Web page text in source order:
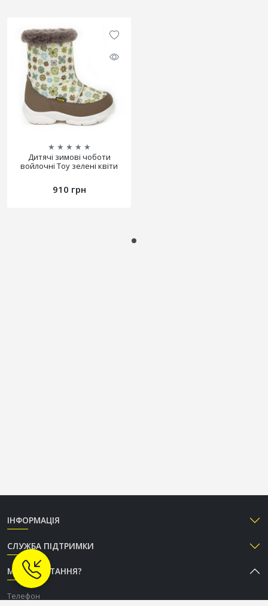
★ ★ ★ ★ ★
Дитячі зимові чоботи
войлочні Toy зелені квіти
910 грн
ІНФОРМАЦІЯ
СЛУЖБА ПІДТРИМКИ
МАЄТЕ ПИТАННЯ?
Телефон